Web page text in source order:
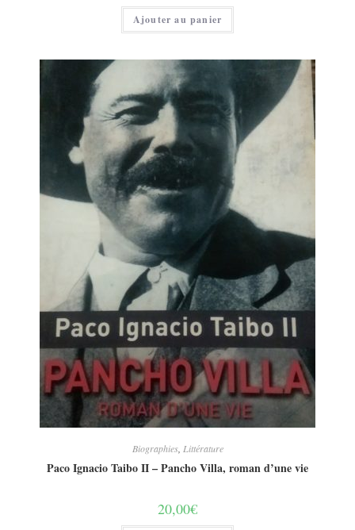
Ajouter au panier
Biographies, Littérature
Paco Ignacio Taibo II – Pancho Villa, roman d’une vie
20,00€